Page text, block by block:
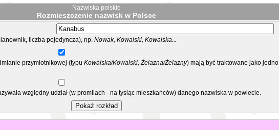
Nazwiska polskie
Rozmieszczenie nazwisk w Polsce
liczba pojedyncza), np. Nowak, Kowalski, Kowalska...
przymiotnikowej (typu Kowalska/Kowalski, Żelazna/Żelazny) mają być traktowane jako jedno
względny udział (w promilach - na tysiąc mieszkańców) danego nazwiska w powiecie.